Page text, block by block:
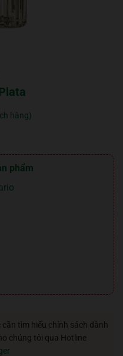
hàng)
phẩm
tìm hiểu chính sách dành
chúng tôi qua Hotline